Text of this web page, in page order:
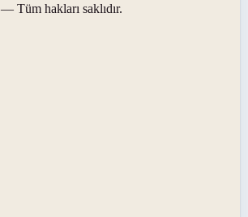
— Tüm hakları saklıdır.